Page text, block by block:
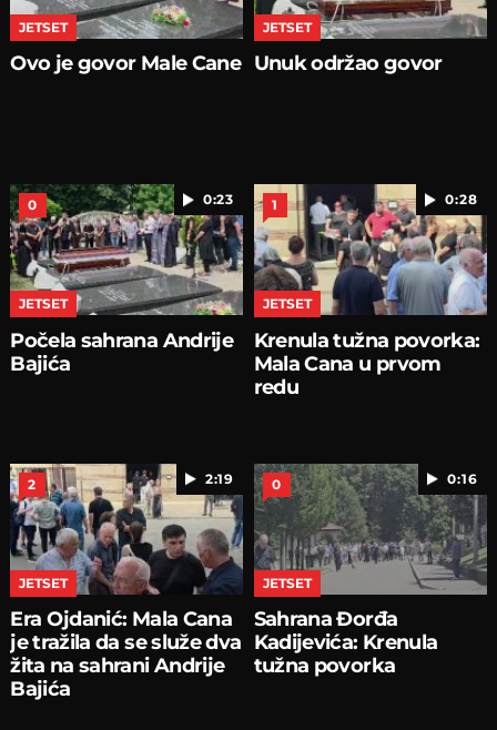
JETSET
Ovo je govor Male Cane
JETSET
Unuk održao govor
0:23
0
JETSET
Počela sahrana Andrije
Bajića
0:28
1
JETSET
Krenula tužna povorka:
Mala Cana u prvom
redu
2:19
2
JETSET
Era Ojdanić: Mala Cana
je tražila da se služe dva
žita na sahrani Andrije
Bajića
0:16
0
JETSET
Sahrana Đorđa
Kadijevića: Krenula
tužna povorka